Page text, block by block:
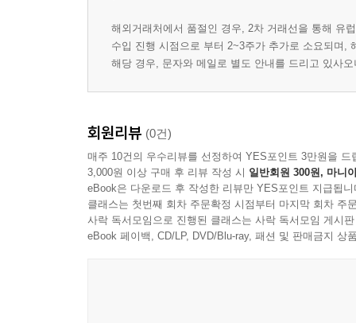
해외거래처에서 품절인 경우, 2차 거래선을 통해 유
수입 진행 시점으로 부터 2~3주가 추가로 소요되며,
해당 경우, 문자와 메일로 별도 안내를 드리고 있사
회원리뷰 (0건)
매주 10건의 우수리뷰를 선정하여 YES포인트 3만원을 드
3,000원 이상 구매 후 리뷰 작성 시 일반회원 300원, 마니
eBook은 다운로드 후 작성한 리뷰만 YES포인트 지급됩니
클래스는 첫번째 회차 주문확정 시점부터 마지막 회차 주
사락 독서모임으로 진행된 클래스는 사락 독서모임 게시
eBook 페이백, CD/LP, DVD/Blu-ray, 패션 및 판매금지 상